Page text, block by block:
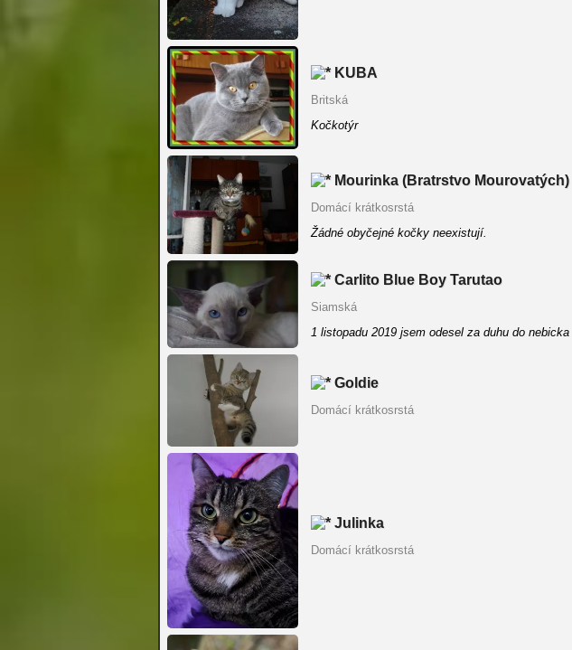
KUBA
Britská
Kočkotýr
Mourinka (Bratrstvo Mourovatých)
Domácí krátkosrstá
Žádné obyčejné kočky neexistují.
Carlito Blue Boy Tarutao
Siamská
1 listopadu 2019 jsem odesel za duhu do nebicka
Goldie
Domácí krátkosrstá
Julinka
Domácí krátkosrstá